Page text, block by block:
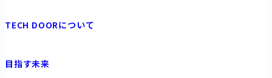
TECH DOORについて
目指す未来